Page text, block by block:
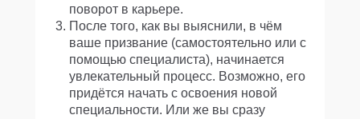
поворот в карьере.
После того, как вы выяснили, в чём
ваше призвание (самостоятельно или с
помощью специалиста), начинается
увлекательный процесс. Возможно, его
придётся начать с освоения новой
специальности. Или же вы сразу